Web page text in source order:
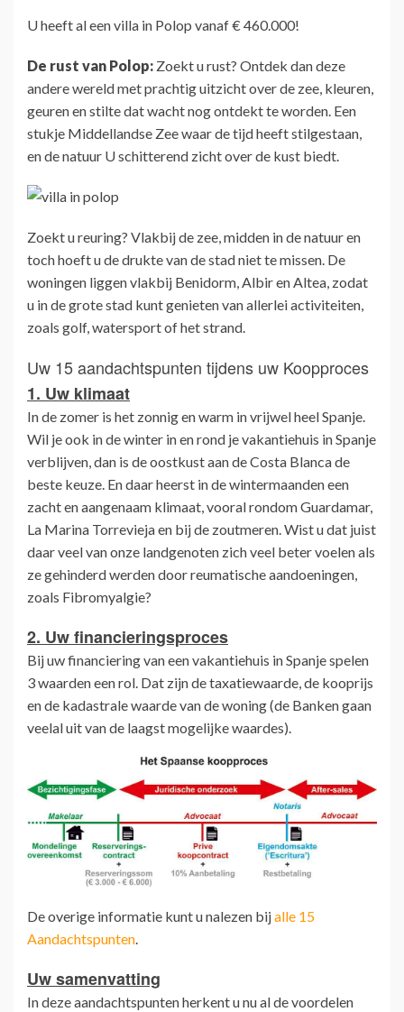
U heeft al een villa in Polop vanaf € 460.000!
De rust van Polop: Zoekt u rust? Ontdek dan deze
andere wereld met prachtig uitzicht over de zee, kleuren,
geuren en stilte dat wacht nog ontdekt te worden. Een
stukje Middellandse Zee waar de tijd heeft stilgestaan,
en de natuur U schitterend zicht over de kust biedt.
Zoekt u reuring? Vlakbij de zee, midden in de natuur en
toch hoeft u de drukte van de stad niet te missen. De
woningen liggen vlakbij Benidorm, Albir en Altea, zodat
u in de grote stad kunt genieten van allerlei activiteiten,
zoals golf, watersport of het strand.
Uw 15 aandachtspunten tijdens uw Koopproces
1. Uw klimaat
In de zomer is het zonnig en warm in vrijwel heel Spanje.
Wil je ook in de winter in en rond je vakantiehuis in Spanje
verblijven, dan is de oostkust aan de Costa Blanca de
beste keuze. En daar heerst in de wintermaanden een
zacht en aangenaam klimaat, vooral rondom Guardamar,
La Marina Torrevieja en bij de zoutmeren. Wist u dat juist
daar veel van onze landgenoten zich veel beter voelen als
ze gehinderd werden door reumatische aandoeningen,
zoals Fibromyalgie?
2. Uw financieringsproces
Bij uw financiering van een vakantiehuis in Spanje spelen
3 waarden een rol. Dat zijn de taxatiewaarde, de kooprijs
en de kadastrale waarde van de woning (de Banken gaan
veelal uit van de laagst mogelijke waardes).
De overige informatie kunt u nalezen bijalle 15
Aandachtspunten
Uw samenvatting
In deze aandachtspunten herkent u nu al de voordelen